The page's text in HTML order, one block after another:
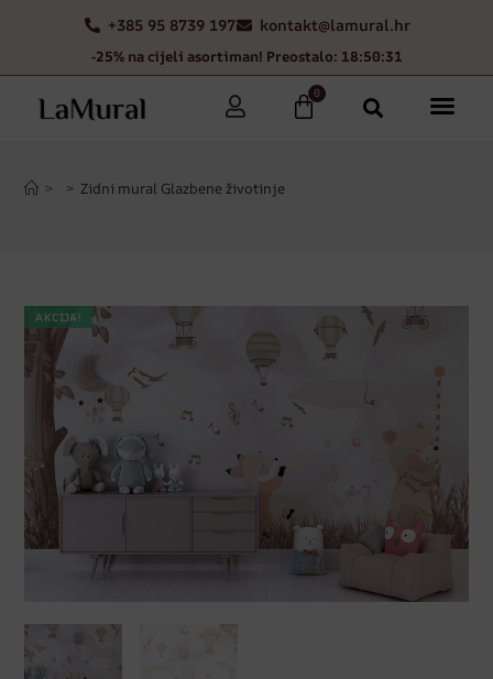
+385 95 8739 197 kontakt@lamural.hr
-25% na cijeli asortiman! Preostalo: 18:50:30
0
> > Zidni mural Glazbene životinje
AKCIJA!